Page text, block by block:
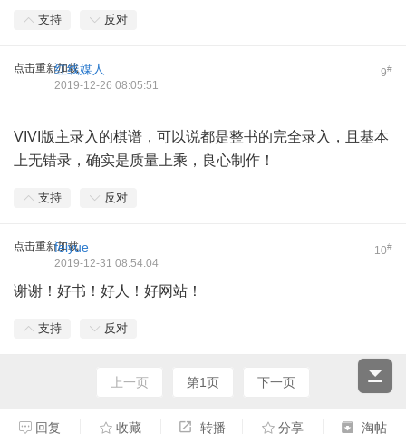
支持 反对
点击重新加载 9#
红线媒人
2019-12-26 08:05:51
VIVI版主录入的棋谱，可以说都是整书的完全录入，且基本
上无错录，确实是质量上乘，良心制作！
支持 反对
点击重新加载 10#
feiyue
2019-12-31 08:54:04
谢谢！好书！好人！好网站！
支持 反对
上一页 第1页 下一页
回复 收藏 转播 分享 淘帖